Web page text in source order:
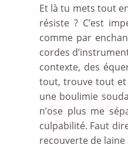
Et là tu mets tout
résiste ? C’est
comme par
cordes
contexte, des
tout, trouve tout et
une boulimie
n’ose plus me
culpabilité. Faut
recouverte de